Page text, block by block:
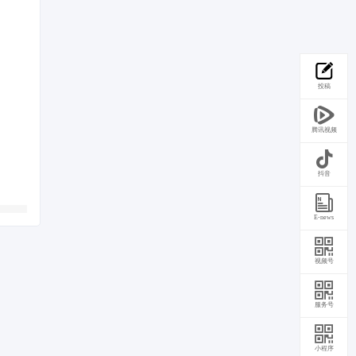
投稿
腾讯视频
抖音
E-news
视频号
服务号
小程序